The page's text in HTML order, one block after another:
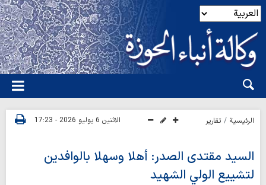
الرئيسية تقارير الاثنين 6 يوليو 2026 - 17:23
السيد مقتدى الصدر: أهلا وسهلا بالوافدين
لتشييع الولي الشهيد